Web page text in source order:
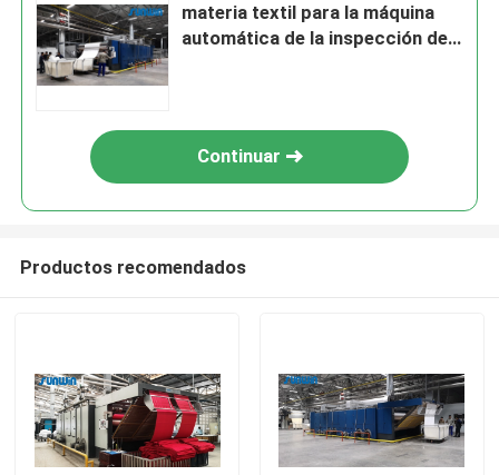
materia textil para la máquina
automática de la inspección de
Continuar
Productos recomendados